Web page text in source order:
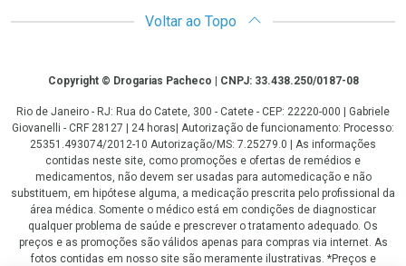
Voltar ao Topo
CopyrightCopyright © Drogarias Pacheco | CNPJ: 33.438.250/0187-08
Rio de Janeiro - RJ: Rua do Catete, 300 - Catete - CEP: 22220-000 | Gabriele
Giovanelli - CRF 28127 | 24 horas| Autorização de funcionamento: Processo:
25351.493074/2012-10 Autorização/MS: 7.25279.0 | As informações
contidas neste site, como promoções e ofertas de remédios e
medicamentos, não devem ser usadas para automedicação e não
substituem, em hipótese alguma, a medicação prescrita pelo profissional da
área médica. Somente o médico está em condições de diagnosticar
qualquer problema de saúde e prescrever o tratamento adequado. Os
preços e as promoções são válidos apenas para compras via internet. As
fotos contidas em nosso site são meramente ilustrativas. *Preços e